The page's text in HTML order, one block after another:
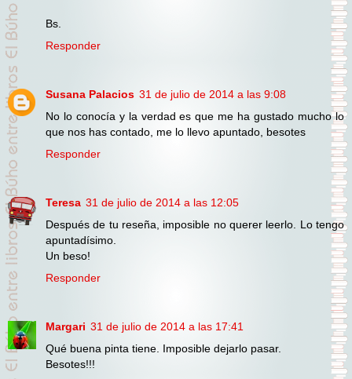
Bs.
Responder
Susana Palacios 31 de julio de 2014 a las 9:08
No lo conocía y la verdad es que me ha gustado mucho lo
que nos has contado, me lo llevo apuntado, besotes
Responder
Teresa 31 de julio de 2014 a las 12:05
Después de tu reseña, imposible no querer leerlo. Lo tengo
apuntadísimo.
Un beso!
Responder
Margari 31 de julio de 2014 a las 17:41
Qué buena pinta tiene. Imposible dejarlo pasar.
Besotes!!!